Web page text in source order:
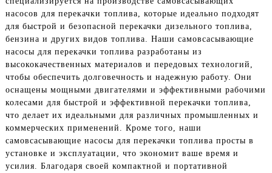
насосов для перекачки топлива, которые идеально подходят
для быстрой и безопасной перекачки дизельного топлива,
бензина и других видов топлива. Наши самовсасывающие
насосы для перекачки топлива разработаны из
высококачественных материалов и передовых технологий,
чтобы обеспечить долговечность и надежную работу. Они
оснащены мощными двигателями и эффективными рабочими
колесами для быстрой и эффективной перекачки топлива,
что делает их идеальными для различных промышленных и
коммерческих применений. Кроме того, наши
самовсасывающие насосы для перекачки топлива просты в
установке и эксплуатации, что экономит ваше время и
усилия. Благодаря своей компактной и портативной